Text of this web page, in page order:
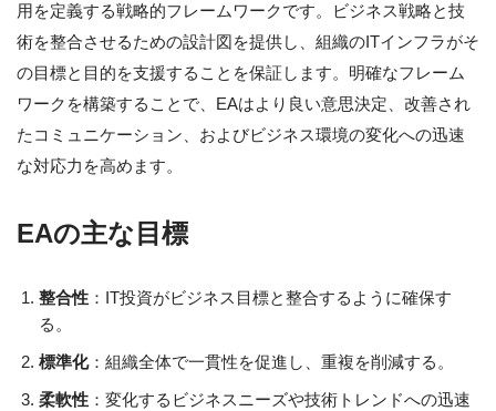
用を定義する戦略的フレームワークです。ビジネス戦略と技
術を整合させるための設計図を提供し、組織のITインフラがそ
の目標と目的を支援することを保証します。明確なフレーム
ワークを構築することで、EAはより良い意思決定、改善され
たコミュニケーション、およびビジネス環境の変化への迅速
な対応力を高めます。
EAの主な目標
整合性 ：IT投資がビジネス目標と整合するように確保す
る。
標準化：組織全体で一貫性を促進し、重複を削減する。
柔軟性 ：変化するビジネスニーズや技術トレンドへの迅速